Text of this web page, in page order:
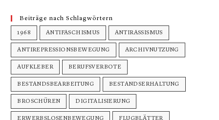
Beiträge nach Schlagwörtern
1968 ANTIFASCHISMUS ANTIRASSISMUS
ANTIREPRESSIONSBEWEGUNG ARCHIVNUTZUNG
AUFKLEBER BERUFSVERBOTE
BESTANDSBEARBEITUNG BESTANDSERHALTUNG
BROSCHÜREN DIGITALISIERUNG
ERWERBSLOSENBEWEGUNG FLUGBLÄTTER